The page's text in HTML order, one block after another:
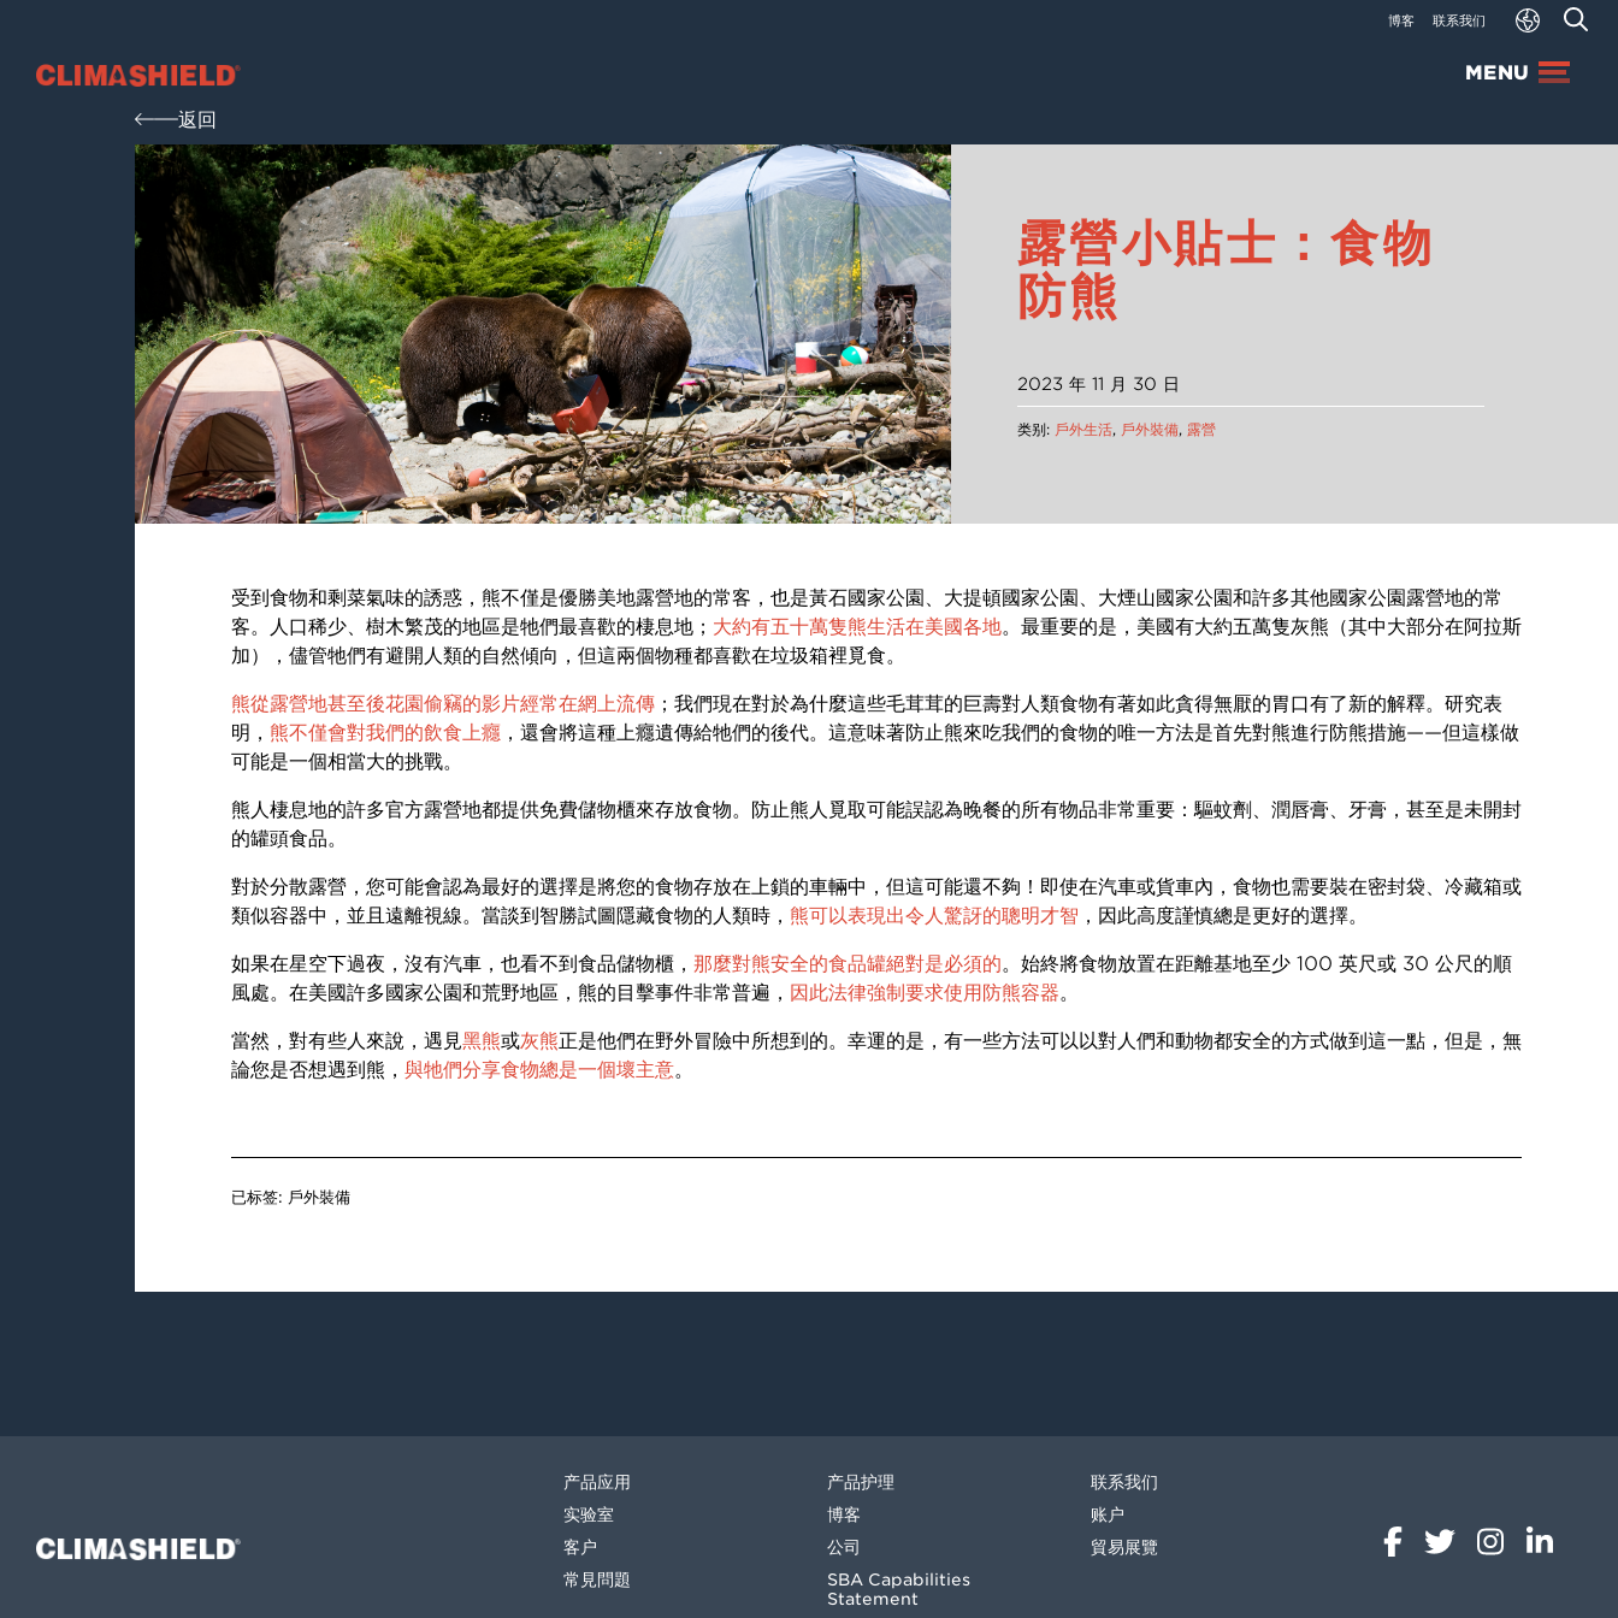
博客 联系我们
Climashield® MENU
返回
露營小貼士：食物
防熊
2023 年 11 月 30 日
类别: 戶外生活, 戶外裝備, 露營
受到食物和剩菜氣味的誘惑，熊不僅是優勝美地露營地的常客，也是黃石國家公園、大提頓國家公園、大煙山國家公園和許多其他國家公園露營地的常
客。人口稀少、樹木繁茂的地區是牠們最喜歡的棲息地； 大約有五十萬隻熊生活在美國各地。最重要的是，美國有大約五萬隻灰熊（其中大部分在阿拉斯
加），儘管牠們有避開人類的自然傾向，但這兩個物種都喜歡在垃圾箱裡覓食。
熊從露營地甚至後花園偷竊的影片經常在網上流傳；我們現在對於為什麼這些毛茸茸的巨壽對人類食物有著如此貪得無厭的胃口有了新的解釋。研究表
明， 熊不僅會對我們的飲食上癮 ，還會將這種上癮遺傳給牠們的後代。這意味著防止熊來吃我們的食物的唯一方法是首先對熊進行防熊措施——但這樣做
可能是一個相當大的挑戰。
熊人棲息地的許多官方露營地都提供免費儲物櫃來存放食物。防止熊人覓取可能誤認為晚餐的所有物品非常重要：驅蚊劑、潤唇膏、牙膏，甚至是未開封
的罐頭食品。
對於分散露營，您可能會認為最好的選擇是將您的食物存放在上鎖的車輛中，但這可能還不夠！即使在汽車或貨車內，食物也需要裝在密封袋、冷藏箱或
類似容器中，並且遠離視線。當談到智勝試圖隱藏食物的人類時， 熊可以表現出令人驚訝的聰明才智 ，因此高度謹慎總是更好的選擇。
如果在星空下過夜，沒有汽車，也看不到食品儲物櫃， 那麼對熊安全的食品罐絕對是必須的。始終將食物放置在距離基地至少 100 英尺或 30 公尺的順
風處。在美國許多國家公園和荒野地區，熊的目擊事件非常普遍， 因此法律強制要求使用防熊容器。
當然，對有些人來說，遇見黑熊或灰熊正是他們在野外冒險中所想到的。幸運的是，有一些方法可以以對人們和動物都安全的方式做到這一點，但是，無
論您是否想遇到熊， 與牠們分享食物總是一個壞主意。
已标签: 戶外裝備
Climashield®
产品应用
实验室
客户
常見問題
产品护理
博客
公司
SBA Capabilities
Statement
联系我们
账户
貿易展覽